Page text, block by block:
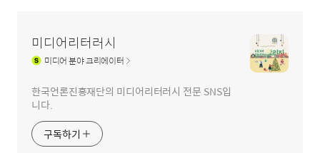
미디어리터러시
미디어분야 크리에이터
한국언론진흥재단의 미디어리터러시 전문 SNS입
니다.
구독하기